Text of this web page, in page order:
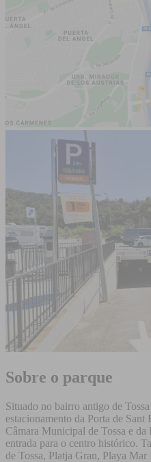
Sobre o parque
Situado no bairro antigo de
estacionamento da Porta de
Câmara Municipal de Tossa e da
entrada para o centro histórico.
de Tossa, Platja Gran, Playa